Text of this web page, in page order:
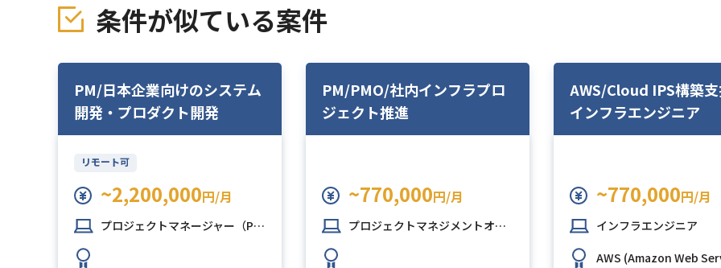
条件が似ている案件
PM/日本企業向けのシステム
開発・プロダクト開発
リモート可
~2,200,000円/月
プロジェクトマネージャー（PM）
PM/PMO/社内インフラプロ
ジェクト推進
~770,000円/月
プロジェクトマネジメントオフィス（PMO）
AWS/Cloud IPS構築
インフラエンジニア
~770,000円/月
インフラエンジニア
AWS (Amazon Web